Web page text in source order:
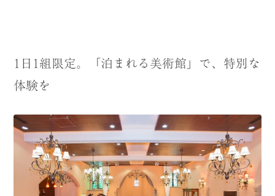
1日1組限定。「泊まれる美術館」で、特別な
体験を